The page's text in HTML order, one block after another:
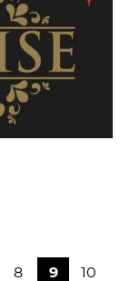
8 9 10